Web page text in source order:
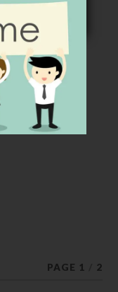
PAGE 1 2